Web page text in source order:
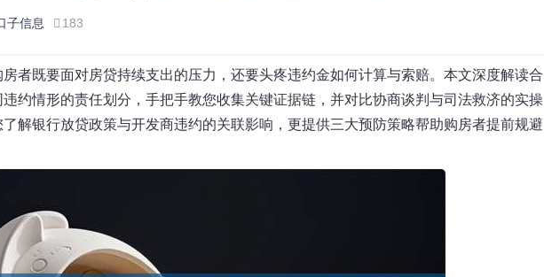
子信息 183
者既要面对房贷持续支出的压力，还要头疼违约金如何计算与索赔。本文深度解读合
约情形的责任划分，手把手教您收集关键证据链，并对比协商谈判与司法救济的实操
解银行放贷政策与开发商违约的关联影响，更提供三大预防策略帮助购房者提前规避